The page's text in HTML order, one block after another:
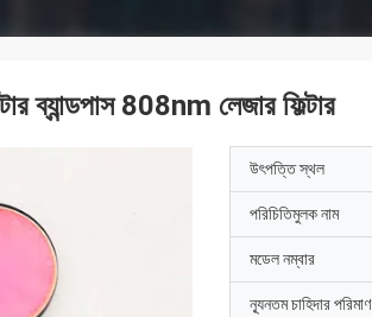
ব্যান্ডপাস 808nm লেজার ফিল্টার
উৎপত্তি স্থল
পরিচিতিমুলক নাম
মডেল নম্বার
ন্যূনতম চাহিদার পরিমাণ